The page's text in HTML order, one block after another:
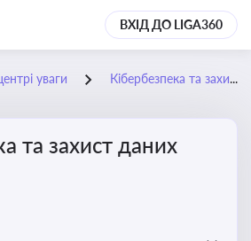
ВХІД ДО LIGA360
уваги Кібербезпека та захист даних
та захист даних